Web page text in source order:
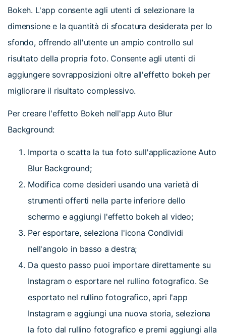
Bokeh. L'app consente agli utenti di selezionare la
dimensione e la quantità di sfocatura desiderata per lo
sfondo, offrendo all'utente un ampio controllo sul
risultato della propria foto. Consente agli utenti di
aggiungere sovrapposizioni oltre all'effetto bokeh per
migliorare il risultato complessivo.
Per creare l'effetto Bokeh nell'app Auto Blur
Background:
Importa o scatta la tua foto sull'applicazione Auto
Blur Background;
Modifica come desideri usando una varietà di
strumenti offerti nella parte inferiore dello
schermo e aggiungi l'effetto bokeh al video;
Per esportare, seleziona l'icona Condividi
nell'angolo in basso a destra;
Da questo passo puoi importare direttamente su
Instagram o esportare nel rullino fotografico. Se
esportato nel rullino fotografico, apri l'app
Instagram e aggiungi una nuova storia, seleziona
la foto dal rullino fotografico e premi aggiungi alla